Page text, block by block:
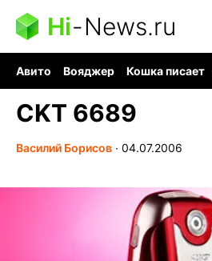
Hi-News.ru
Авито Вояджер Кошка писает
CKT 6689
Василий Борисов ∙ 04.07.2006